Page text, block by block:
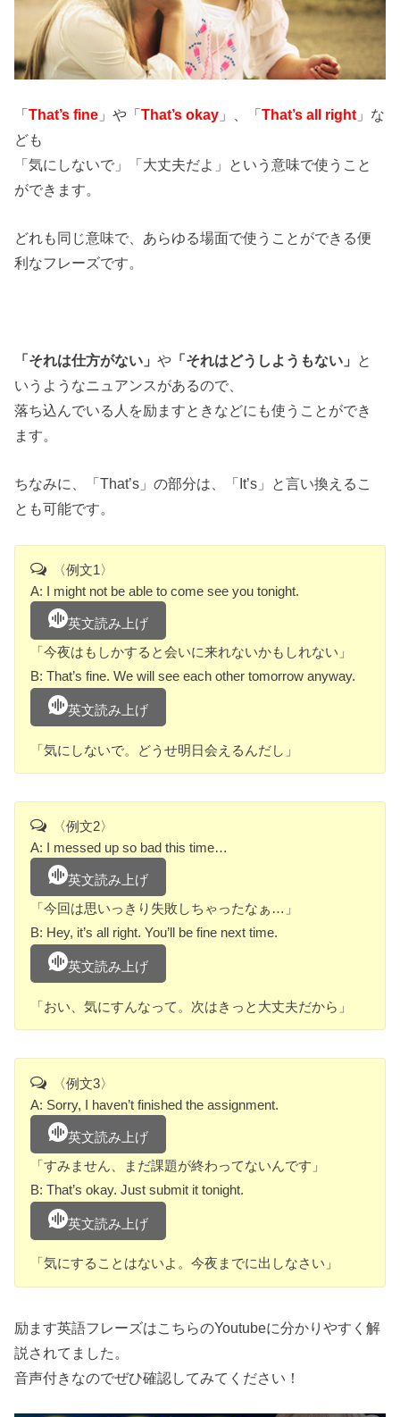
「That’s fine 」や「That’s okay 」、「That’s all right 」な
ども
「気にしないで」「大丈夫だよ」という意味で使うこと
ができます。
どれも同じ意味で、あらゆる場面で使うことができる便
利なフレーズです。
「それは仕方がない」や 「それはどうしようもない」 と
いうようなニュアンスがあるので、
落ち込んでいる人を励ますときなどにも使うことができ
ます。
ちなみに、「That’s」の部分は、「It’s」と言い換えるこ
とも可能です。
〈例文1〉
A: I might not be able to come see you tonight.
英文読み上げ
「今夜はもしかすると会いに来れないかもしれない」
B: That’s fine. We will see each other tomorrow anyway.
英文読み上げ
「気にしないで。どうせ明日会えるんだし」
〈例文2〉
A: I messed up so bad this time…
英文読み上げ
「今回は思いっきり失敗しちゃったなぁ…」
B: Hey, it’s all right. You’ll be fine next time.
英文読み上げ
「おい、気にすんなって。次はきっと大丈夫だから」
〈例文3〉
A: Sorry, I haven’t finished the assignment.
英文読み上げ
「すみません、まだ課題が終わってないんです」
B: That’s okay. Just submit it tonight.
英文読み上げ
「気にすることはないよ。今夜までに出しなさい」
励ます英語フレーズはこちらのYoutubeに分かりやすく解
説されてました。
音声付きなのでぜひ確認してみてください！